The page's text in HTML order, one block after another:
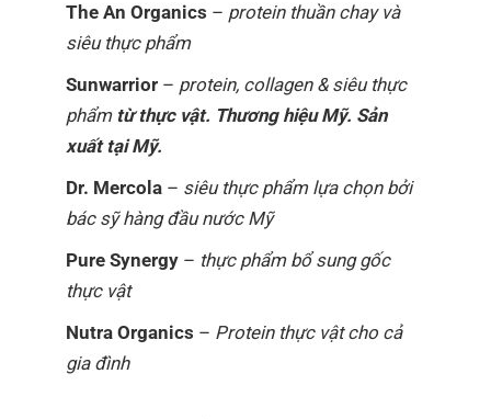
The An Organics – protein thuần chay và
siêu thực phẩm
Sunwarrior – protein, collagen & siêu thực
phẩm từ thực vật. Thương hiệu Mỹ. Sản
xuất tại Mỹ.
Dr. Mercola – siêu thực phẩm lựa chọn bởi
bác sỹ hàng đầu nước Mỹ
Pure Synergy – thực phẩm bổ sung gốc
thực vật
Nutra Organics – Protein thực vật cho cả
gia đình